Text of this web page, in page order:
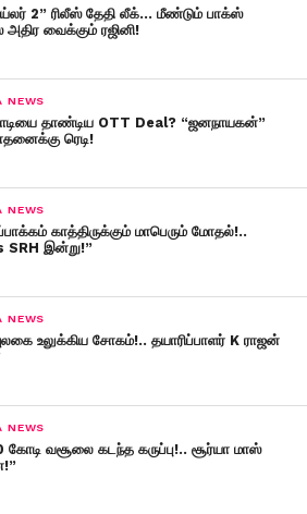
2” ரிலீஸ் தேதி லீக்… மீண்டும் பாக்ஸ்
வைக்கும் ரஜினி!
NEWS
தாண்டிய OTT Deal? “ஜனநாயகன்”
ரெடி!
NEWS
காத்திருக்கும் மாபெரும் மோதல்!..
SRH இன்று!”
NEWS
உலுக்கிய சோகம்!.. தயாரிப்பாளர் K ராஜன்
NEWS
கோடி வசூலை கடந்த கருப்பு!.. சூர்யா மாஸ்